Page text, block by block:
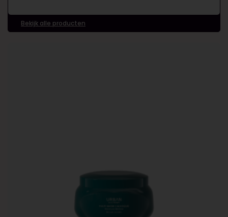
Bekijk alle producten